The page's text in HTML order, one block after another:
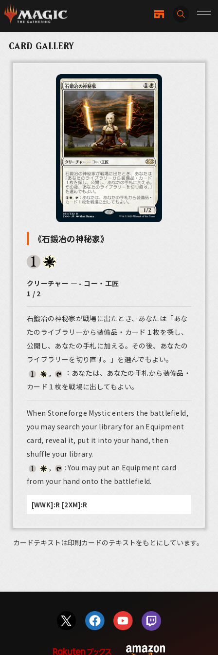
CARD GALLERY
《石鍛冶の神秘家》
クリーチャー ― - コー・工匠
1 / 2
石鍛冶の神秘家が戦場に出たとき、あなたは「あな
たのライブラリーから装備品・カード１枚を探し、
公開し、あなたの手札に加える。その後、あなたの
ライブラリーを切り直す。」を選んでもよい。
,
：あなたは、あなたの手札から装備品・
カード１枚を戦場に出してもよい。
When Stoneforge Mystic enters the battlefield,
you may search your library for an Equipment
card, reveal it, put it into your hand, then
shuffle your library.
,
: You may put an Equipment card
from your hand onto the battlefield.
[WWK]:R [2XM]:R
カードテキストは印刷カードのテキストをもとにしています。